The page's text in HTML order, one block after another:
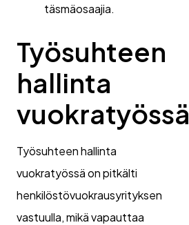
täsmäosaajia.
Työsuhteen
hallinta
vuokratyössä
Työsuhteen hallinta
vuokratyössä on pitkälti
henkilöstövuokrausyrityksen
vastuulla, mikä vapauttaa